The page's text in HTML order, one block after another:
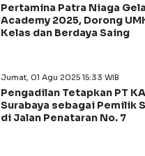
Pertamina Patra Niaga
Academy 2025, Dorong
Kelas dan Berdaya Saing
Jumat, 01 Agu 2025 15:33 WIB
Pengadilan Tetapkan PT
Surabaya sebagai Pemilik
di Jalan Penataran No. 7